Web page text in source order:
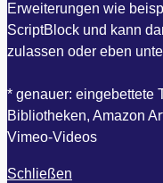
Erweiterungen wie
ScriptBlock und kann
zulassen oder eben
* genauer: eingebettete
Bibliotheken, Amazon
Vimeo-Videos
Schließen